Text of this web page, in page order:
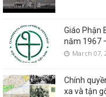
Giáo Phận
năm 1967
March 07,
Chính
xa và tận